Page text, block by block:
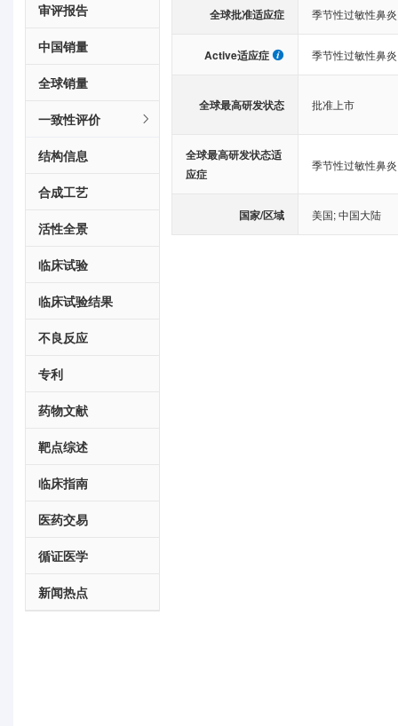
审评报告
中国销量
全球销量
一致性评价
结构信息
合成工艺
活性全景
临床试验
临床试验结果
不良反应
专利
药物文献
靶点综述
临床指南
医药交易
循证医学
新闻热点
全球批准适应症 季节性过敏性鼻炎
Active适应症 季节性过敏性鼻炎
全球最高研发状态 批准上市
全球最高研发状态适
应症
季节性过敏性鼻炎
国家/区域 美国;中国大陆